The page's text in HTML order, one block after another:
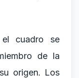
el cuadro se
de la
origen. Los